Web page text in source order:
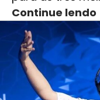
Continue lendo